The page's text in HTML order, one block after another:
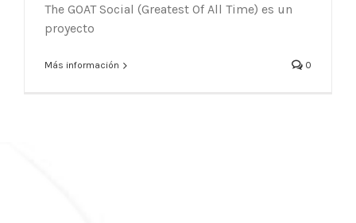
The GOAT Social (Greatest Of All Time) es un
proyecto
Más información 0